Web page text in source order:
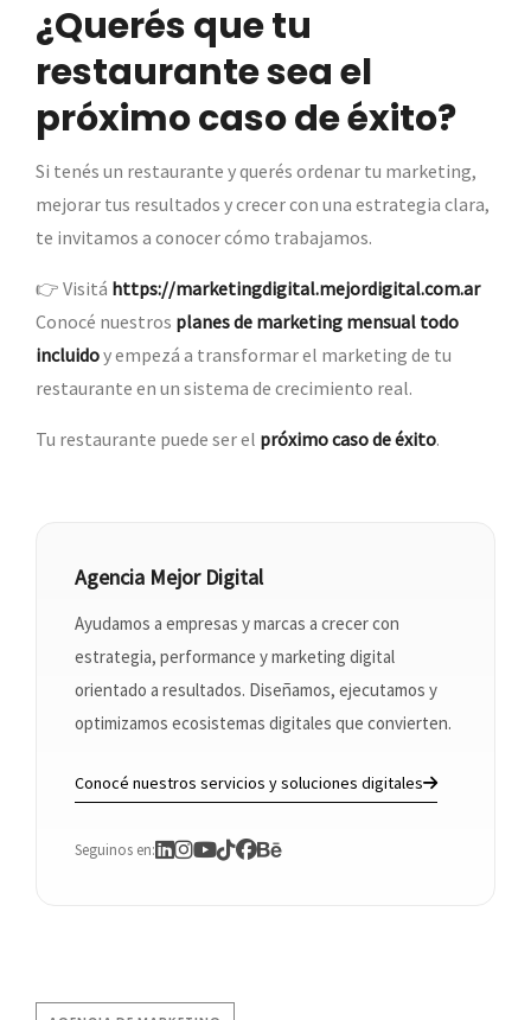
¿Querés que tu
restaurante sea el
próximo caso de éxito?
Si tenés un restaurante y querés ordenar tu marketing,
mejorar tus resultados y crecer con una estrategia clara,
te invitamos a conocer cómo trabajamos.
👉 Visitá https://marketingdigital.mejordigital.com.ar
Conocé nuestros planes de marketing mensual todo
incluidoy empezá a transformar el marketing de tu
restaurante en un sistema de crecimiento real.
Tu restaurante puede ser el próximo caso de éxito.
Agencia Mejor Digital
Ayudamos a empresas y marcas a crecer con
estrategia, performance y marketing digital
orientado a resultados. Diseñamos, ejecutamos y
optimizamos ecosistemas digitales que convierten.
Conocé nuestros servicios y soluciones digitales
Seguinos en: